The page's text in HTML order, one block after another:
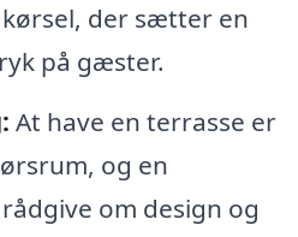
der sætter en
på gæster.
At have en terrasse er
og en
om design og